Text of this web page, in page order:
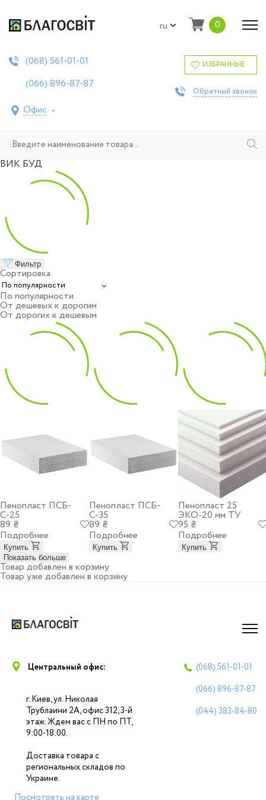
ru 0
(068) 561-01-01
(066) 896-87-87
Офис
ИЗБРАННЫЕ
Обратный звонок
ВИК БУД
Фильтр
Сортировка
По популярности
От дешевых к дорогим
От дорогих к дешевым
Пенопласт ПСБ-
С-25
89 ₴
Подробнее
Купить
Пенопласт ПСБ-
С-35
89 ₴
Подробнее
Купить
Пенопласт 25
ЭКО-20 мм ТУ
95 ₴
Подробнее
Купить
Показать больше
Товар добавлен в корзину
Товар уже добавлен в корзину
Центральный офис:
г. Киев, ул. Николая
Трублаини 2А, офис 312, 3-й
этаж. Ждем вас с ПН по ПТ,
9:00-18:00.
Доставка товара с
региональных складов по
Украине.
Посмотреть на карте
(068) 561-01-01
(066) 896-87-87
(044) 383-84-80